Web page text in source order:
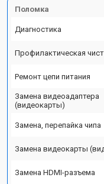
Поломка
Диагностика
Профилактическая
Ремонт цепи питания
Замена видеоадаптера
(видеокарты)
Замена, перепайка чипа
Замена видеокарты
Замена HDMI-разъема